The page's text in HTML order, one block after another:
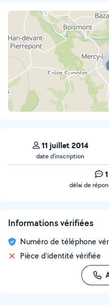
11 juillet 2014
date d’inscription
délai de
Informations vérifiées
Numéro de téléphone
Pièce d'identité vérifiée